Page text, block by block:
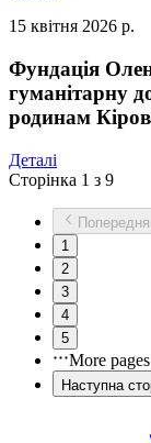
15 квітня 2026 р.
Фундація
гуманітарну
родинам
Деталі
Сторінка 1 з 9
Попередня
1
2
3
4
5
More pages
Наступна